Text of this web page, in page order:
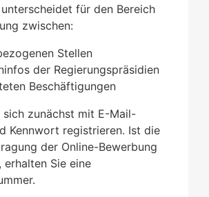
für den Bereich
zwischen:
Stellen
der Regierungspräsidien
Beschäftigungen
sich zunächst mit E-Mail-
Kennwort registrieren. Ist die
der Online-Bewerbung
Sie eine